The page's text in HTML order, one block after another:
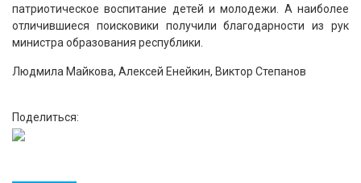
патриотическое воспитание детей и молодежи. А наиболее
отличившиеся поисковики получили благодарности из рук
министра образования республики.
Людмила Майкова, Алексей Енейкин, Виктор Степанов
Поделиться: